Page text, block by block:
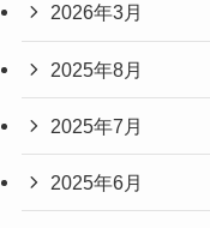
2026年3月
2025年8月
2025年7月
2025年6月